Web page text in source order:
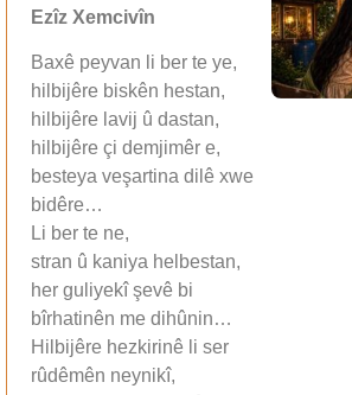
Ezîz Xemcivîn
Baxê peyvan li ber te ye,
hilbijêre biskên hestan,
hilbijêre lavij û dastan,
hilbijêre çi demjimêr e,
besteya veşartina dilê xwe
bidêre…
Li ber te ne,
stran û kaniya helbestan,
her guliyekî şevê bi
bîrhatinên me dihûnin…
Hilbijêre hezkirinê li ser
rûdêmên neynikî,